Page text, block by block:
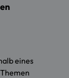
eines